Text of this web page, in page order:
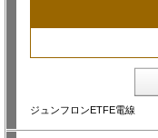
ジュンフロンETFE電線